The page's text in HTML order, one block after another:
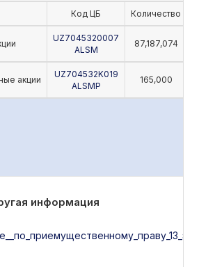
Код ЦБ Количество
UZ7045320007
ALSM
87,187,074
акции
UZ704532K019
ALSMP
165,000
информация